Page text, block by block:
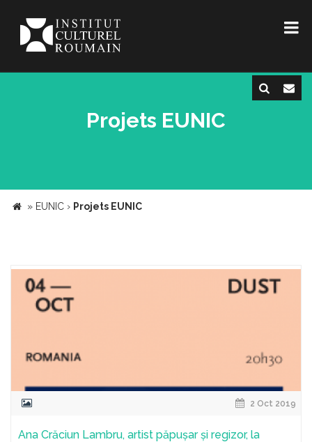
Projets EUNIC
» EUNIC › Projets EUNIC
2 Oct 2019
Ana Crăciun Lambru, artist păpușar și regizor, la